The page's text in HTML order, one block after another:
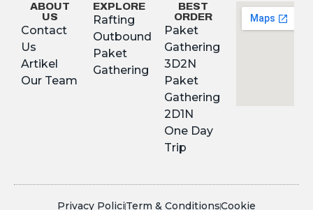
ABOUT
US
Contact
Us
Artikel
Our Team
EXPLORE
Rafting
Outbound
Paket
Gathering
BEST
ORDER
Paket
Gathering
3D2N
Paket
Gathering
2D1N
One Day
Trip
Privacy PoliciTerm & ConditionsCookie